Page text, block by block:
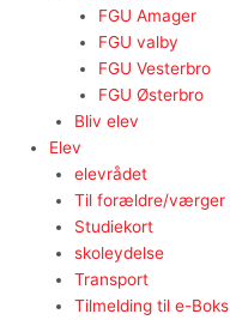
FGU Amager
FGU valby
FGU Vesterbro
FGU Østerbro
Bliv elev
Elev
elevrådet
Til forældre/værger
Studiekort
skoleydelse
Transport
Tilmelding til e-Boks